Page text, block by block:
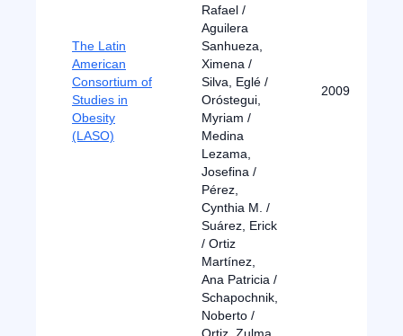
The Latin
American
Consortium of
Studies in
Obesity
(LASO)
Rafael /
Aguilera
Sanhueza,
Ximena /
Silva, Eglé /
Oróstegui,
Myriam /
Medina
Lezama,
Josefina /
Pérez,
Cynthia M. /
Suárez, Erick
/ Ortiz
Martínez,
Ana Patricia /
Schapochnik,
Noberto /
2009